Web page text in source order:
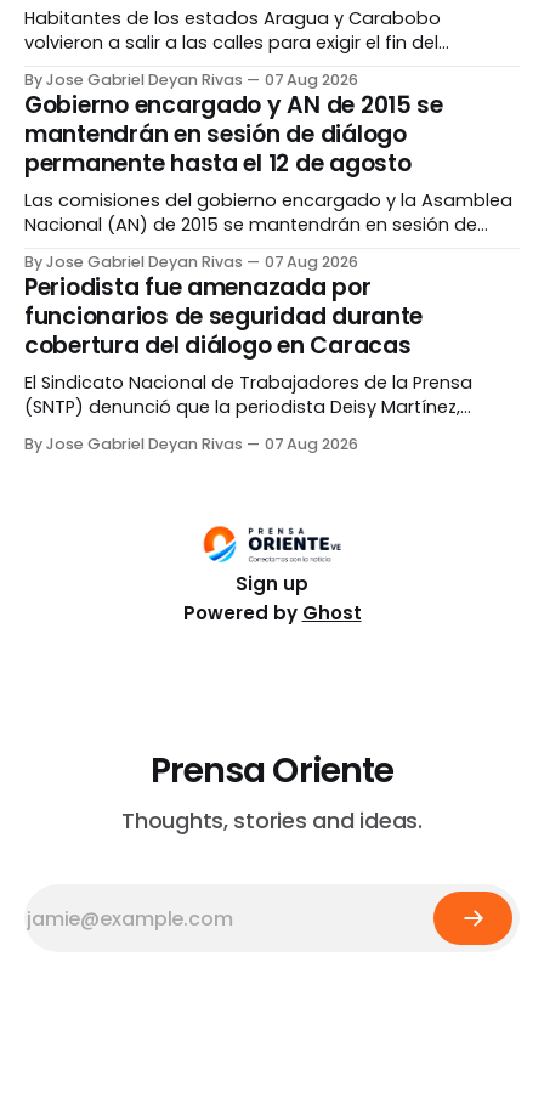
Habitantes de los estados Aragua y Carabobo
volvieron a salir a las calles para exigir el fin del
diariamente por más de 10 horas. Vecinos del sector La
Isabelica de Valencia, Naguanagua y San Joaquín
cerraron la vía y realizaron un cacerolazo como
reclamo
By Jose Gabriel Deyan Rivas 07 Aug 2026
Gobierno encargado y AN de 2015 se
mantendrán en sesión de diálogo
permanente hasta el 12 de agosto
Las comisiones del gobierno encargado y la Asamblea
Nacional (AN) de 2015 se mantendrán en sesión de
agosto, como parte del primer ciclo del proceso que
comenzó ayer jueves en Caracas. Mediante un
comunicado difundido en redes sociales, las partes
informaron que
By Jose Gabriel Deyan Rivas 07 Aug 2026
Periodista fue amenazada por
funcionarios de seguridad durante
cobertura del diálogo en Caracas
El Sindicato Nacional de Trabajadores de la Prensa
(SNTP) denunció que la periodista Deisy Martínez,
grupo de funcionarios no identificados durante la
By Jose Gabriel Deyan Rivas 07 Aug 2026
Sign up
Powered by Ghost
Prensa Oriente
Thoughts, stories and ideas.